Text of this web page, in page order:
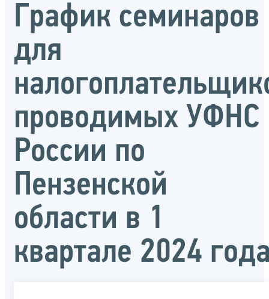
График семинаров
для
проводимых УФНС
России по
Пензенской
области в 1
квартале 2024